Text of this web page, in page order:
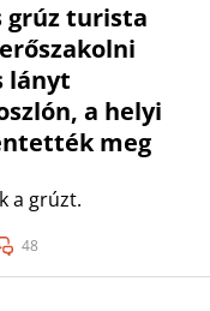
grúz turista
lányt
a helyi
meg
a grúzt.
48